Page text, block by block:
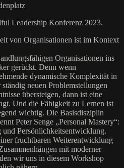
Leadership Konferenz 2023.
von Organisationen ist im Kontext
Organisationen ins
gerückt. Denn wenn
dynamische Komplexität in
neuen Problemstellungen
übersteigen, dann ist eine
Und die Fähigkeit zu Lernen ist
wichtig. Die Basisdisziplin
Peter Senge „Personal Mastery“:
Persönlichkeitsentwicklung.
fruchtbaren Weiterentwicklung
mit moderner
wir uns in diesem Workshop